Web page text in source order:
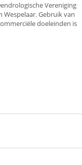
Vereniging
Gebruik van
doeleinden is